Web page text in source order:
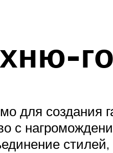
для создания
с
стилей,